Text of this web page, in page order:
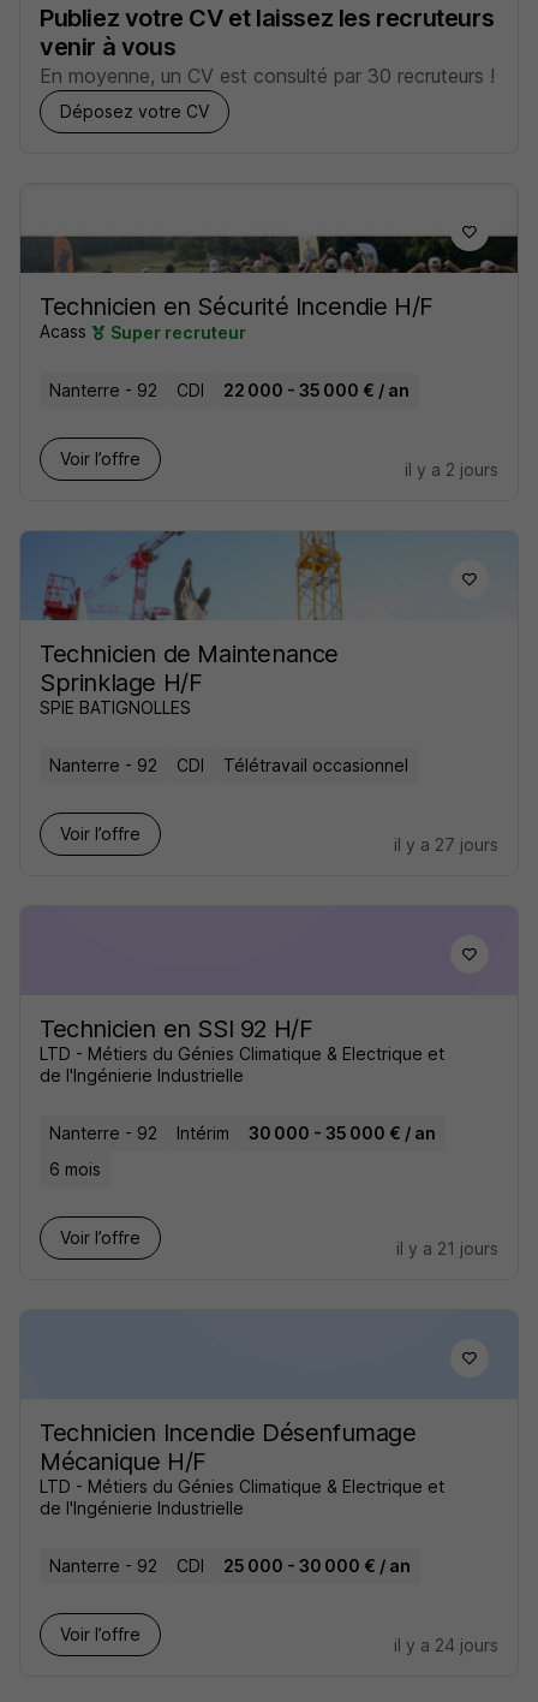
Publiez votre CV et laissez les recruteurs
venir à vous
En moyenne, un CV est consulté par 30 recruteurs !
Déposez votre CV
Technicien en Sécurité Incendie H/F
Acass Super recruteur
Nanterre - 92 CDI 22 000 - 35 000 € / an
Voir l’offre
il y a 2 jours
Technicien de Maintenance
Sprinklage H/F
SPIE BATIGNOLLES
Nanterre - 92 CDI Télétravail occasionnel
Voir l’offre
il y a 27 jours
Technicien en SSI 92 H/F
LTD - Métiers du Génies Climatique & Electrique et
de l'Ingénierie Industrielle
Nanterre - 92 Intérim
30 000 - 35 000 € / an
6 mois
Voir l’offre
il y a 21 jours
Technicien Incendie Désenfumage
Mécanique H/F
LTD - Métiers du Génies Climatique & Electrique et
de l'Ingénierie Industrielle
Nanterre - 92 CDI 25 000 - 30 000 € / an
Voir l’offre
il y a 24 jours